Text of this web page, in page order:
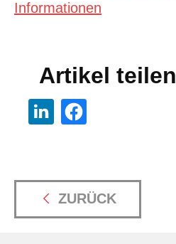
Informationen
Artikel teilen
ZURÜCK